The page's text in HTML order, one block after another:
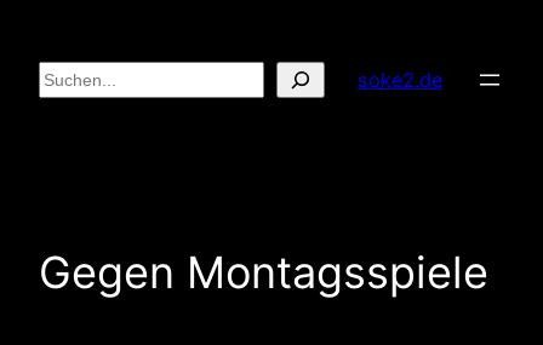
Inhalt
springen
Suchen soke2.de
Gegen Montagsspiele